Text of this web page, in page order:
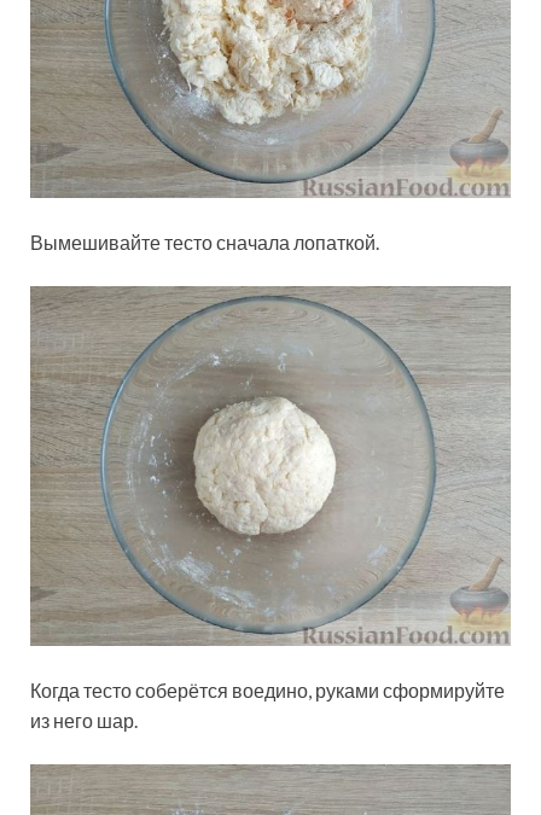
Вымешивайте тесто сначала лопаткой.
Когда тесто соберётся воедино, руками сформируйте
из него шар.